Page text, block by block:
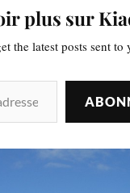
plus sur
the latest posts sent to